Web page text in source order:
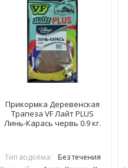
Прикормка Деревенская
Трапеза VF Лайт PLUS
Линь-Карась червь 0.9 кг.
Тип водоёма:
Без течения